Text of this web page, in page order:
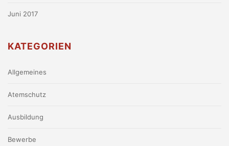
Juni 2017
KATEGORIEN
Allgemeines
Atemschutz
Ausbildung
Bewerbe